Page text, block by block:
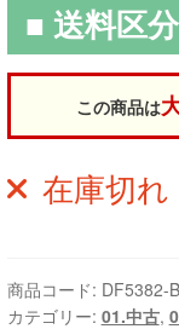
■ 送料区分
この商品は
在庫切れ
商品コード: DF5382-B
カテゴリー: 01.中古,